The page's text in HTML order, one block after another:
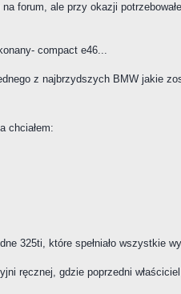
forum, ale przy okazji
compact e46...
z najbrzydszych BMW jakie
chciałem:
325ti, które spełniało wszystkie
ręcznej, gdzie poprzedni